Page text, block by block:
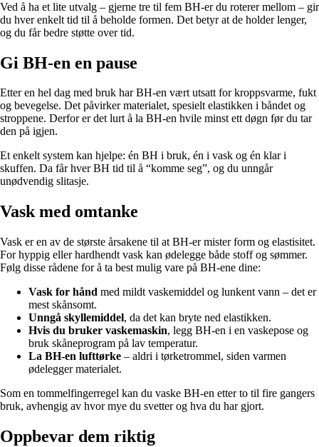
Ved å ha et lite utvalg – gjerne tre til fem BH-er du roterer mellom – gir
du hver enkelt tid til å beholde formen. Det betyr at de holder lenger,
og du får bedre støtte over tid.
Gi BH-en en pause
Etter en hel dag med bruk har BH-en vært utsatt for kroppsvarme, fukt
og bevegelse. Det påvirker materialet, spesielt elastikken i båndet og
stroppene. Derfor er det lurt å la BH-en hvile minst ett døgn før du tar
den på igjen.
Et enkelt system kan hjelpe: én BH i bruk, én i vask og én klar i
skuffen. Da får hver BH tid til å “komme seg”, og du unngår
unødvendig slitasje.
Vask med omtanke
Vask er en av de største årsakene til at BH-er mister form og elastisitet.
For hyppig eller hardhendt vask kan ødelegge både stoff og sømmer.
Følg disse rådene for å ta best mulig vare på BH-ene dine:
Vask for hånd med mildt vaskemiddel og lunkent vann – det er
mest skånsomt.
Unngå skyllemiddel, da det kan bryte ned elastikken.
Hvis du bruker vaskemaskin, legg BH-en i en vaskepose og
bruk skåneprogram på lav temperatur.
La BH-en lufttørke – aldri i tørketrommel, siden varmen
ødelegger materialet.
Som en tommelfingerregel kan du vaske BH-en etter to til fire gangers
bruk, avhengig av hvor mye du svetter og hva du har gjort.
Oppbevar dem riktig